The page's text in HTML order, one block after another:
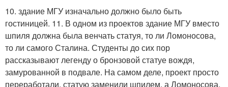
10. здание МГУ изначально должно было быть
гостиницей. 11. В одном из проектов здание МГУ вместо
шпиля должна была венчать статуя, то ли Ломоносова,
то ли самого Сталина. Студенты до сих пор
рассказывают легенду о бронзовой статуе вождя,
замурованной в подвале. На самом деле, проект просто
переработали, статую заменили шпилем, а Ломоносова,